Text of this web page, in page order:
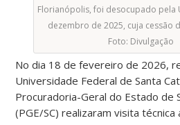
Florianópolis, foi desocupado pela
dezembro de 2025, cuja cessão
Foto: Divulgação
No dia 18 de fevereiro de 2026,
Universidade Federal de Santa
Procuradoria-Geral do Estado de
(PGE/SC) realizaram visita